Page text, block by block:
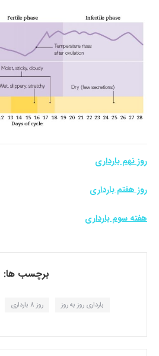
روز نهم بارداری
روز هفتم بارداری
هفته سوم بارداری
برچسب ها:
بارداری روز به روز روز 8 بارداری